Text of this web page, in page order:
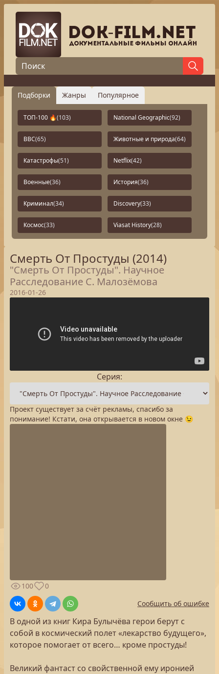
Подборки Жанры Популярное
ТОП-100 🔥(103) National Geographic(92)
BBC(65) Животные и природа(64)
Катастрофы(51) Netflix(42)
Военные(36) История(36)
Криминал(34) Discovery(33)
Космос(33) Viasat History(28)
Смерть От Простуды (2014)
"Смерть От Простуды". Научное
Расследование С. Малозёмова
2016-01-26
Серия:
Проект существует за счёт рекламы, спасибо за
понимание! Кстати, она открывается в новом окне 😉
100
0
Сообщить об ошибке
В одной из книг Кира Булычёва герои берут с
собой в космический полет «лекарство будущего»,
которое помогает от всего… кроме простуды!
Великий фантаст со свойственной ему иронией